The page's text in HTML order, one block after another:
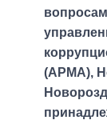
(АРМА),